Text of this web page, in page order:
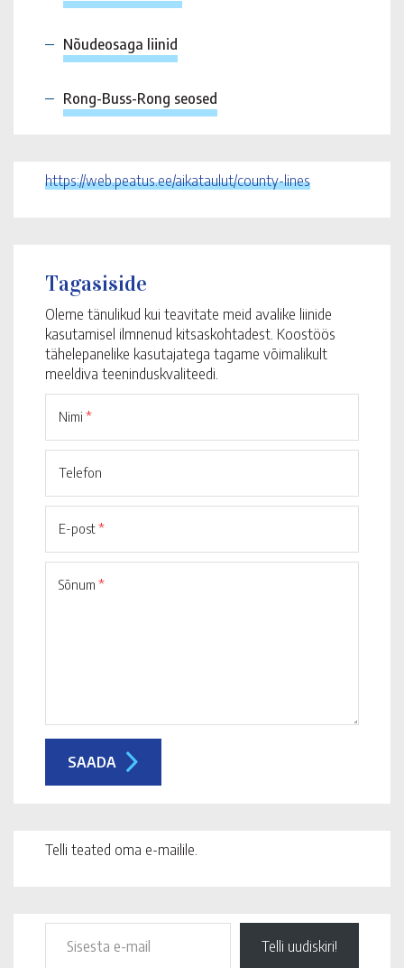
Nõudeosaga liinid
Rong-Buss-Rong seosed
https://web.peatus.ee/aikataulut/county-lines
Tagasiside
Oleme tänulikud kui teavitate meid avalike liinide
kasutamisel ilmnenud kitsaskohtadest. Koostöös
tähelepanelike kasutajatega tagame võimalikult
meeldiva teeninduskvaliteedi.
Nimi *
Telefon
E-post*
Sõnum *
Telli teated oma e-mailile.
Telli uudiskiri!